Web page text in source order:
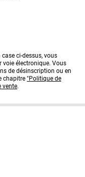
ci-dessus, vous
électronique. Vous
de désinscription ou en
chapitre "Politique de
vente.